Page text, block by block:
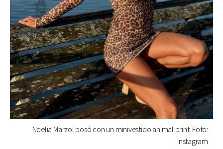
Noelia Marzol posó con un minivestido animal print. Foto:
Instagram